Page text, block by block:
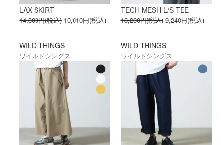
LAX SKIRT
14,300円(税込) 10,010円(税込)
TECH MESH L/S TEE
13,200円(税込) 9,240円(税込)
WILD THINGS
ワイルドシングス
WILD THINGS
ワイルドシングス